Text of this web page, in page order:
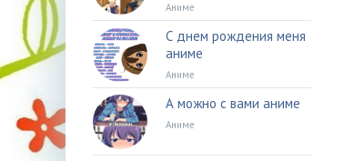
Аниме
С днем рождения меня
аниме
Аниме
А можно с вами аниме
Аниме